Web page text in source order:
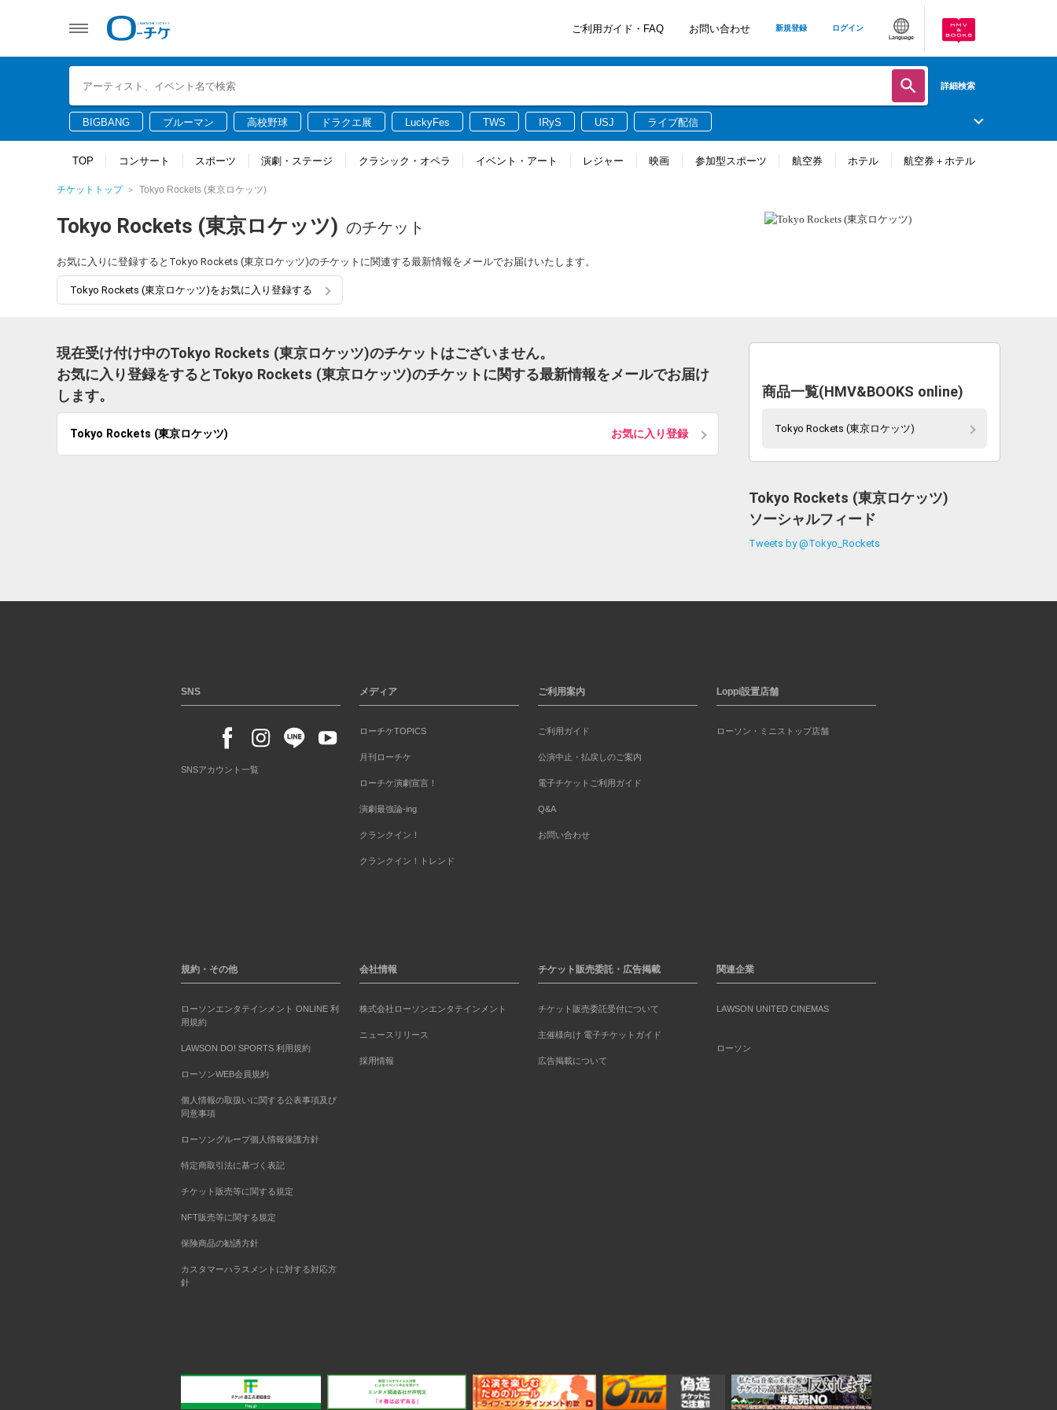
ご利用ガイド・FAQ お問い合わせ 新規登録 ログイン
Language
詳細検索
BIGBANG ブルーマン 高校野球 ドラクエ展 LuckyFes TWS IRyS USJ ライブ配信
TOP コンサート スポーツ 演劇・ステージ クラシック・オペラ イベント・アート レジャー 映画 参加型スポーツ 航空券 ホテル 航空券＋ホテル
チケットトップ Tokyo Rockets (東京ロケッツ)
Tokyo Rockets (東京ロケッツ) のチケット
お気に入りに登録するとTokyo Rockets (東京ロケッツ)のチケットに関連する最新情報をメールでお届けいたします。
Tokyo Rockets (東京ロケッツ)をお気に入り登録する
現在受け付け中のTokyo Rockets (東京ロケッツ)のチケットはございません。
お気に入り登録をするとTokyo Rockets (東京ロケッツ)のチケットに関する最新情報をメールでお届け
します。
Tokyo Rockets (東京ロケッツ) お気に入り登録
商品一覧(HMV&BOOKS online)
Tokyo Rockets (東京ロケッツ)
Tokyo Rockets (東京ロケッツ)
ソーシャルフィード
Tweets by @Tokyo_Rockets
SNS
SNSアカウント一覧
メディア
ローチケTOPICS
月刊ローチケ
ローチケ演劇宣言！
演劇最強論-ing
クランクイン！
クランクイン！トレンド
ご利用案内
ご利用ガイド
公演中止・払戻しのご案内
電子チケットご利用ガイド
Q&A
お問い合わせ
Loppi設置店舗
ローソン・ミニストップ店舗
規約・その他
ローソンエンタテインメント ONLINE 利
用規約
LAWSON DO! SPORTS 利用規約
ローソンWEB会員規約
個人情報の取扱いに関する公表事項及び
同意事項
ローソングループ個人情報保護方針
特定商取引法に基づく表記
チケット販売等に関する規定
NFT販売等に関する規定
保険商品の勧誘方針
カスタマーハラスメントに対する対応方
針
会社情報
株式会社ローソンエンタテインメント
ニュースリリース
採用情報
チケット販売委託・広告掲載
チケット販売委託受付について
主催様向け 電子チケットガイド
広告掲載について
関連企業
LAWSON UNITED CINEMAS
ローソン